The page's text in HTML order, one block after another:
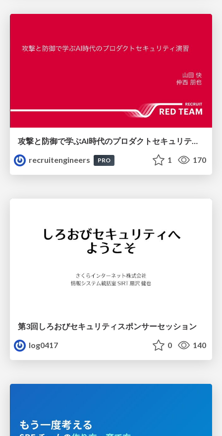
攻撃と防御で学ぶAI時代のプロダクトセキュリティ演習
recruitengineers
PRO 1 170
第3回しろおびセキュリティスポンサーセッション
log0417
0 140